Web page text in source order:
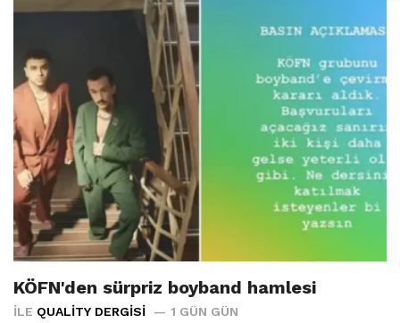
KÖFN'den sürpriz boyband hamlesi
İLE QUALITY DERGISI 1 GÜN GÜN